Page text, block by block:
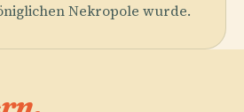
Nekropole wurde.